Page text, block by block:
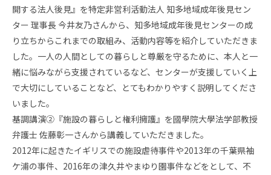
開する法人後見』を特定非営利活動法人 知多地域成年後見セン
ター 理事長 今井友乃さんから、知多地域成年後見センターの成
り立ちからこれまでの取組み、活動内容等を紹介していただきま
した。一人の人間としての暮らしと尊厳を守るために、本人と一
緒に悩みながら支援されているなど、センターが支援していく上
で大切にしていることなど、とてもわかりやすく説明してくださ
いました。
基調講演②『施設の暮らしと権利擁護』を國學院大學法学部教授
弁護士 佐藤彰一さんから講義していただきました。
2012年に起きたイギリスでの施設虐待事件や2013年の千葉県袖
ケ浦の事件、2016年の津久井やまゆり園事件などをとして、不